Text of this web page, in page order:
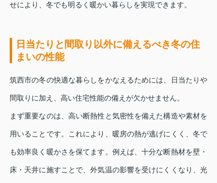
せにより、冬でも明るく暖かい暮らしを実現できます。
日当たりと間取り以外に備えるべき冬の住
まいの性能
筑西市の冬の快適な暮らしをかなえるためには、日当たりや
間取りに加え、高い住宅性能の備えが欠かせません。
まず重要なのは、高い断熱性と気密性を備えた構造や素材を
用いることです。これにより、暖房の熱が逃げにくく、冬で
も効率良く暖かさを保てます。例えば、十分な断熱材を壁・
床・天井に施すことで、外気温の影響を受けにくくなり、光